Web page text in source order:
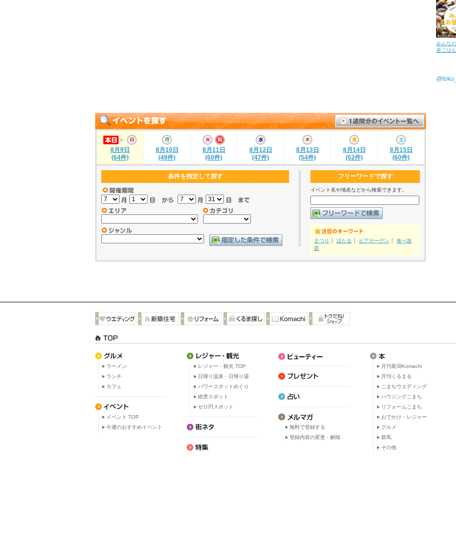
8月9日
(64件)
8月10日
(49件)
8月11日
(60件)
8月12日
(47件)
8月13日
(54件)
8月14日
(62件)
8月15日
(60件)
条件を指定して探す フリーワードで探す
イベント名や地名などから検索できます。
まつり ほたる ビアガーデン
食べ放
題
みんな
昼ごはん
ラーメン
ランチ
カフェ
イベント TOP
今週のおすすめイベント
レジャー・観光 TOP
日帰り温泉・日帰り湯
パワースポットめぐり
絶景スポット
ゼロ円スポット
無料で登録する
登録内容の変更・解除
月刊新潟Komachi
月刊くるまる
こまちウエディング
ハウジングこまち
リフォームこまち
おでかけ・レジャー
グルメ
群馬
その他